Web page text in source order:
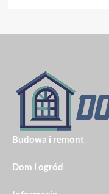
Budowa i remont
Dom i ogród